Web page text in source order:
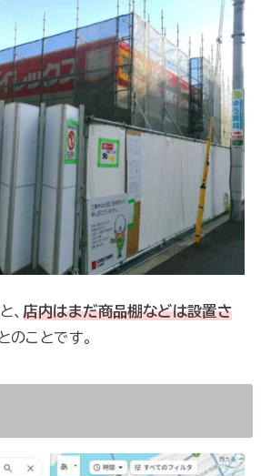
、 店内はまだ商品棚などは設置さ
のことです。